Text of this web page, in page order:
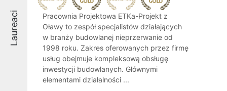
Laureaci
Pracownia Projektowa ETKa-Projekt z
Oławy to zespół specjalistów działających
w branży budowlanej nieprzerwanie od
1998 roku. Zakres oferowanych przez firmę
usług obejmuje kompleksową obsługę
inwestycji budowlanych. Głównymi
elementami działalności ...